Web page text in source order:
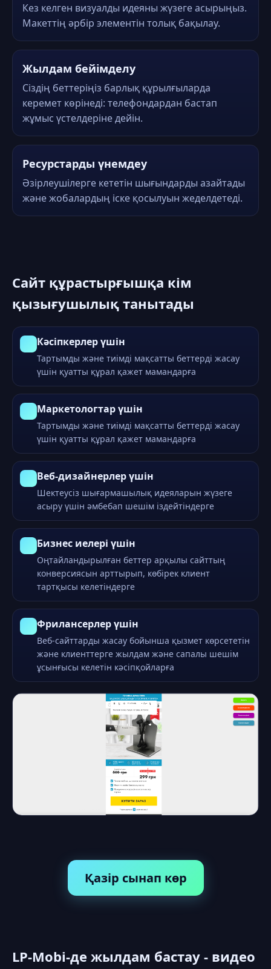
Кез келген визуалды идеяны жүзеге асырыңыз.
Макеттің әрбір элементін толық бақылау.
Жылдам бейімделу
Сіздің беттеріңіз барлық құрылғыларда
керемет көрінеді: телефондардан бастап
жұмыс үстелдеріне дейін.
Ресурстарды үнемдеу
Әзірлеушілерге кететін шығындарды азайтады
және жобалардың іске қосылуын жеделдетеді.
Сайт құрастырғышқа кім
қызығушылық танытады
Кәсіпкерлер үшін
Тартымды және тиімді мақсатты беттерді жасау
үшін қуатты құрал қажет мамандарға
Маркетологтар үшін
Тартымды және тиімді мақсатты беттерді жасау
үшін қуатты құрал қажет мамандарға
Веб-дизайнерлер үшін
Шектеусіз шығармашылық идеяларын жүзеге
асыру үшін әмбебап шешім іздейтіндерге
Бизнес иелері үшін
Оңтайландырылған беттер арқылы сайттың
конверсиясын арттырып, көбірек клиент
тартқысы келетіндерге
Фрилансерлер үшін
Веб-сайттарды жасау бойынша қызмет көрсететін
және клиенттерге жылдам және сапалы шешім
ұсынғысы келетін кәсіпқойларға
Қазір сынап көр
LP-Mobi-де жылдам бастау - видео